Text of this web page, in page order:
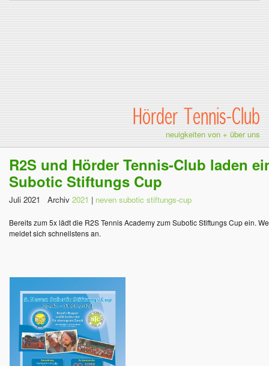
Hörder Tennis-Club
neuigkeiten von + über uns
R2S und Hörder Tennis-Club laden
Subotic Stiftungs Cup
Juli 2021 Archiv 2021 | neven subotic stiftungs-cup
Bereits zum 5x lädt die R2S Tennis Academy zum Subotic Stiftungs Cup ein.
meldet sich schnellstens an.